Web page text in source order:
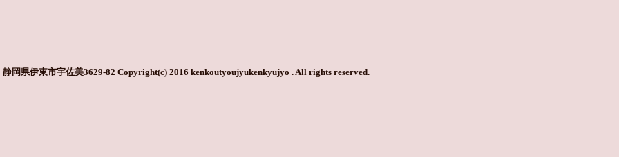
岡県伊東市宇佐美3629-82 Copyright(c) 2016 kenkoutyoujyukenkyujyo . All rights reserved.